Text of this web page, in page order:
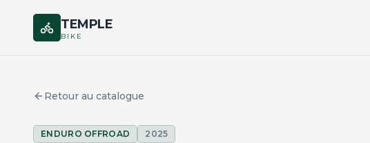
TEMPLE
BIKE
Retour au catalogue
ENDURO OFFROAD 2025